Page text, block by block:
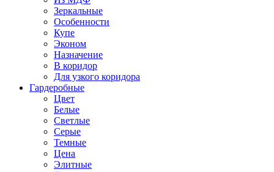
Зеркальные
Особенности
Купе
Эконом
Назначение
В коридор
Для узкого коридора
Гардеробные
Цвет
Белые
Светлые
Серые
Темные
Цена
Элитные